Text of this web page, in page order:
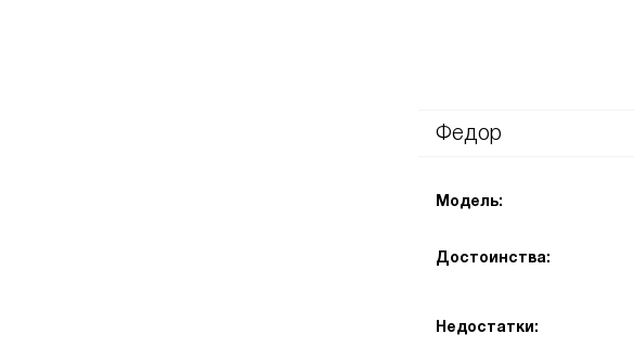
Федор
Модель:
Достоинства:
Недостатки: